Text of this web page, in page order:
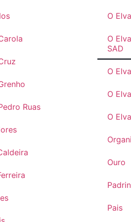
Ruas
O
O
SAD
O
O
O
Ouro
Pais